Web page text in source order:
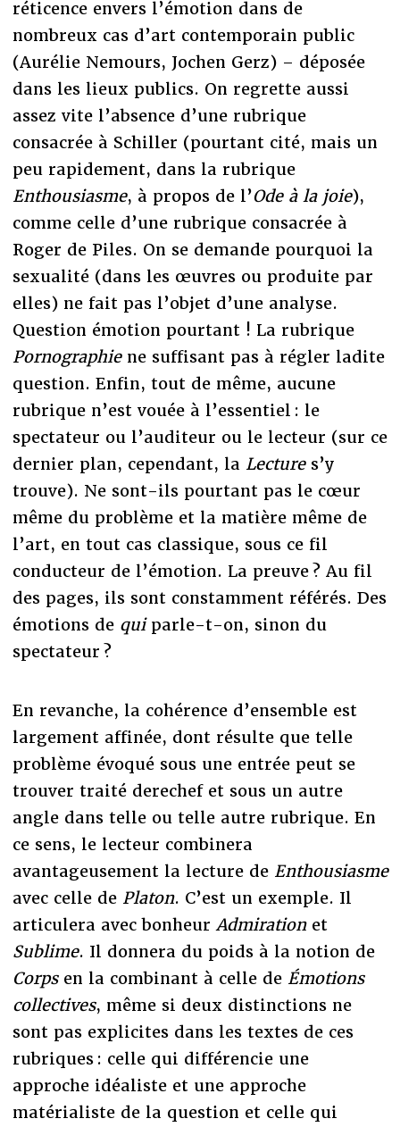
réticence envers l’émotion dans de
nombreux cas d’art contemporain public
(Aurélie Nemours, Jochen Gerz) – déposée
dans les lieux publics. On regrette aussi
assez vite l’absence d’une rubrique
consacrée à Schiller (pourtant cité, mais un
peu rapidement, dans la rubrique
Enthousiasme, à propos de l’Ode à la joie),
comme celle d’une rubrique consacrée à
Roger de Piles. On se demande pourquoi la
sexualité (dans les œuvres ou produite par
elles) ne fait pas l’objet d’une analyse.
Question émotion pourtant ! La rubrique
Pornographie ne suffisant pas à régler ladite
question. Enfin, tout de même, aucune
rubrique n’est vouée à l’essentiel : le
spectateur ou l’auditeur ou le lecteur (sur ce
dernier plan, cependant, la Lectures’y
trouve). Ne sont-ils pourtant pas le cœur
même du problème et la matière même de
l’art, en tout cas classique, sous ce fil
conducteur de l’émotion. La preuve ? Au fil
des pages, ils sont constamment référés. Des
émotions de quiparle-t-on, sinon du
spectateur ?
En revanche, la cohérence d’ensemble est
largement affinée, dont résulte que telle
problème évoqué sous une entrée peut se
trouver traité derechef et sous un autre
angle dans telle ou telle autre rubrique. En
ce sens, le lecteur combinera
avantageusement la lecture de Enthousiasme
avec celle de Platon. C’est un exemple. Il
articulera avec bonheur Admirationet
Sublime. Il donnera du poids à la notion de
Corps en la combinant à celle de Émotions
collectives, même si deux distinctions ne
sont pas explicites dans les textes de ces
rubriques : celle qui différencie une
approche idéaliste et une approche
matérialiste de la question et celle qui